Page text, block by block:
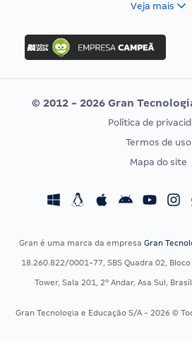
Concurso Ibama
Concurso MPU
Editais publicados
CONCURSOS POR PROFISSÃO
Concursos Fiscais
Concursos Saúde
Residência Multiprofissional
Veja mais
© 2012 - 2026 Gran
Política de
Termos de uso
Mapa do site
Gran é uma marca da empresa Gran
18.260.822/0001-77, SBS Quadra 02,
Tower, Sala 201, 2º Andar, Asa Sul,
Gran Tecnologia e Educação S/A - 2026 ©